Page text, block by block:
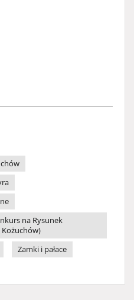
na Rysunek
Kożuchów)
Zamki i pałace